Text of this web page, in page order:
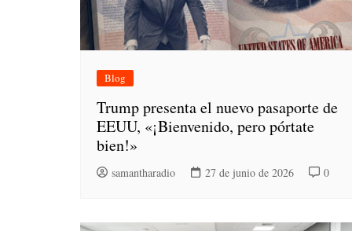
Blog
Trump presenta el nuevo pasaporte de
EEUU, «¡Bienvenido, pero pórtate
bien!»
samantharadio 27 de junio de 2026 0